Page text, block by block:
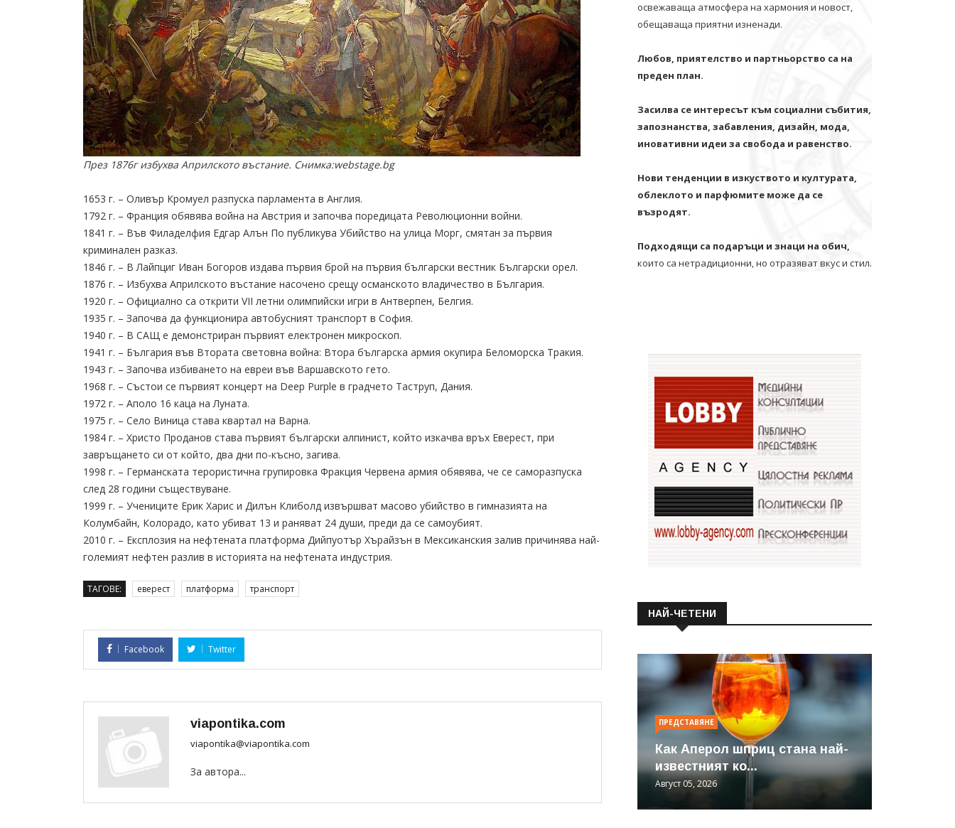
През 1876г избухва Априлското въстание. Снимка:webstage.bg
1653 г. – Оливър Кромуел разпуска парламента в Англия.
1792 г. – Франция обявява война на Австрия и започва поредицата Революционни войни.
1841 г. – Във Филаделфия Едгар Алън По публикува Убийство на улица Морг, смятан за първия
криминален разказ.
1846 г. – В Лайпциг Иван Богоров издава първия брой на първия български вестник Български орел.
1876 г. – Избухва Априлското въстание насочено срещу османското владичество в България.
1920 г. – Официално са открити VII летни олимпийски игри в Антверпен, Белгия.
1935 г. – Започва да функционира автобусният транспорт в София.
1940 г. – В САЩ е демонстриран първият електронен микроскоп.
1941 г. – България във Втората световна война: Втора българска армия окупира Беломорска Тракия.
1943 г. – Започва избиването на евреи във Варшавското гето.
1968 г. – Състои се първият концерт на Deep Purple в градчето Таструп, Дания.
1972 г. – Аполо 16 каца на Луната.
1975 г. – Село Виница става квартал на Варна.
1984 г. – Христо Проданов става първият български алпинист, който изкачва връх Еверест, при
завръщането си от който, два дни по-късно, загива.
1998 г. – Германската терористична групировка Фракция Червена армия обявява, че се саморазпуска
след 28 години съществуване.
1999 г. – Учениците Ерик Харис и Дилън Клиболд извършват масово убийство в гимназията на
Колумбайн, Колорадо, като убиват 13 и раняват 24 души, преди да се самоубият.
2010 г. – Експлозия на нефтената платформа Дийпуотър Хърайзън в Мексиканския залив причинява най-
големият нефтен разлив в историята на нефтената индустрия.
ТАГОВЕ: еверест платформа транспорт
Facebook Twitter
viapontika.com
viapontika@viapontika.com
За автора...
освежаваща атмосфера на хармония и новост,
обещаваща приятни изненади.
Любов, приятелство и партньорство са на
преден план.
Засилва се интересът към социални събития,
запознанства, забавления, дизайн, мода,
иновативни идеи за свобода и равенство.
Нови тенденции в изкуството и културата,
облеклото и парфюмите може да се
възродят.
Подходящи са подаръци и знаци на обич,
които са нетрадиционни, но отразяват вкус и стил.
НАЙ-ЧЕТЕНИ
ПРЕДСТАВЯНЕ
Как Аперол шприц стана най-
известният ко...
Август 05, 2026